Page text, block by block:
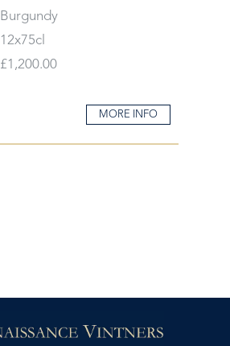
Burgundy
12x75cl
£1,200.00
MORE INFO